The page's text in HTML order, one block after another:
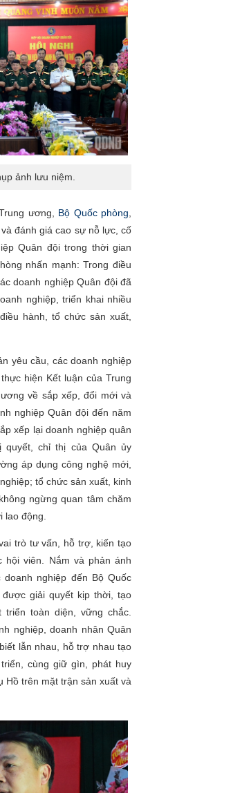
ảnh lưu niệm.
ương, Bộ Quốc phòng
đánh giá cao sự nỗ lực, cố
Quân đội trong thời gian
nhấn mạnh: Trong điều
doanh nghiệp Quân đội đã
nghiệp, triển khai nhiều
hành, tổ chức sản xuất,
yêu cầu, các doanh nghiệp
hiện Kết luận của Trung
về sắp xếp, đổi mới và
nghiệp Quân đội đến năm
xếp lại doanh nghiệp quân
quyết, chỉ thị của Quân ủy
áp dụng công nghệ mới,
tổ chức sản xuất, kinh
ngừng quan tâm chăm
lao động.
trò tư vấn, hỗ trợ, kiến tạo
hội viên. Nắm và phản ánh
nghiệp đến Bộ Quốc
giải quyết kịp thời, tạo
toàn diện, vững chắc.
nghiệp, doanh nhân Quân
lẫn nhau, hỗ trợ nhau tạo
cùng giữ gìn, phát huy
Hồ trên mặt trận sản xuất và